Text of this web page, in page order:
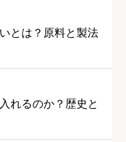
とは？原料と製法
れるのか？歴史と